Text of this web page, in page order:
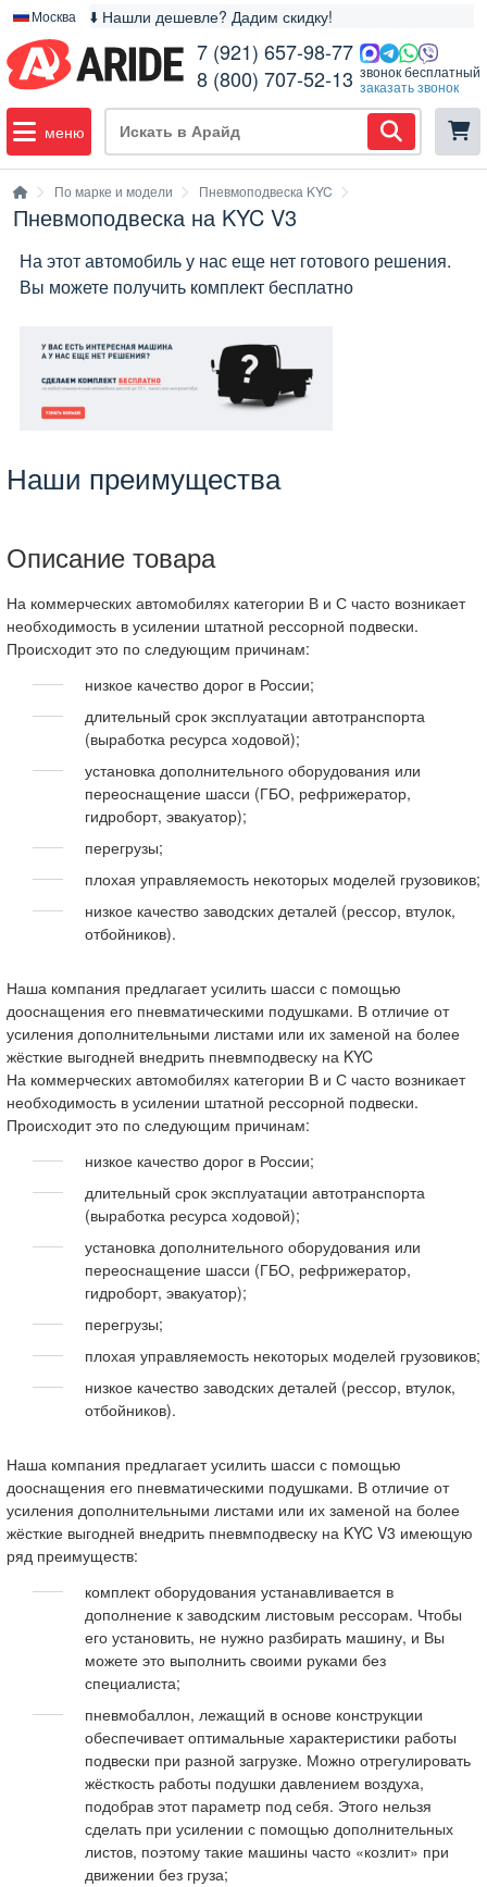
Москва ⬇️ Нашли дешевле? Дадим скидку!
7 (921) 657-98-77
8 (800) 707-52-13 звонок бесплатный
заказать звонок
меню
По марке и модели Пневмоподвеска KYC
Пневмоподвеска на KYC V3
На этот автомобиль у нас еще нет готового решения.
Вы можете получить комплект бесплатно
Наши преимущества
Описание товара
На коммерческих автомобилях категории В и С часто возникает
необходимость в усилении штатной рессорной подвески.
Происходит это по следующим причинам:
низкое качество дорог в России;
длительный срок эксплуатации автотранспорта
(выработка ресурса ходовой);
установка дополнительного оборудования или
переоснащение шасси (ГБО, рефрижератор,
гидроборт, эвакуатор);
перегрузы;
плохая управляемость некоторых моделей грузовиков;
низкое качество заводских деталей (рессор, втулок,
отбойников).
Наша компания предлагает усилить шасси с помощью
дооснащения его пневматическими подушками. В отличие от
усиления дополнительными листами или их заменой на более
жёсткие выгодней внедрить пневмподвеску на KYC
На коммерческих автомобилях категории В и С часто возникает
необходимость в усилении штатной рессорной подвески.
Происходит это по следующим причинам:
низкое качество дорог в России;
длительный срок эксплуатации автотранспорта
(выработка ресурса ходовой);
установка дополнительного оборудования или
переоснащение шасси (ГБО, рефрижератор,
гидроборт, эвакуатор);
перегрузы;
плохая управляемость некоторых моделей грузовиков;
низкое качество заводских деталей (рессор, втулок,
отбойников).
Наша компания предлагает усилить шасси с помощью
дооснащения его пневматическими подушками. В отличие от
усиления дополнительными листами или их заменой на более
жёсткие выгодней внедрить пневмподвеску на KYC V3 имеющую
ряд преимуществ:
комплект оборудования устанавливается в
дополнение к заводским листовым рессорам. Чтобы
его установить, не нужно разбирать машину, и Вы
можете это выполнить своими руками без
специалиста;
пневмобаллон, лежащий в основе конструкции
обеспечивает оптимальные характеристики работы
подвески при разной загрузке. Можно отрегулировать
жёсткость работы подушки давлением воздуха,
подобрав этот параметр под себя. Этого нельзя
сделать при усилении с помощью дополнительных
листов, поэтому такие машины часто «козлит» при
движении без груза;